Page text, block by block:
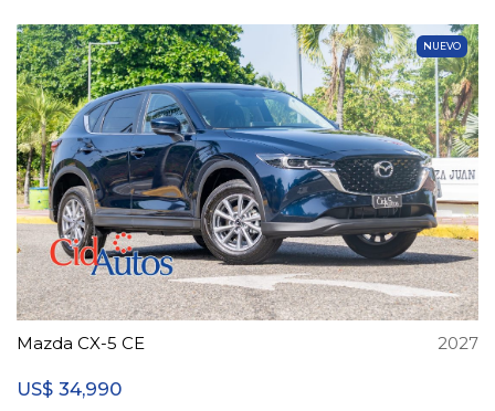
NUEVO
Mazda CX-5 CE 2027
US$ 34,990